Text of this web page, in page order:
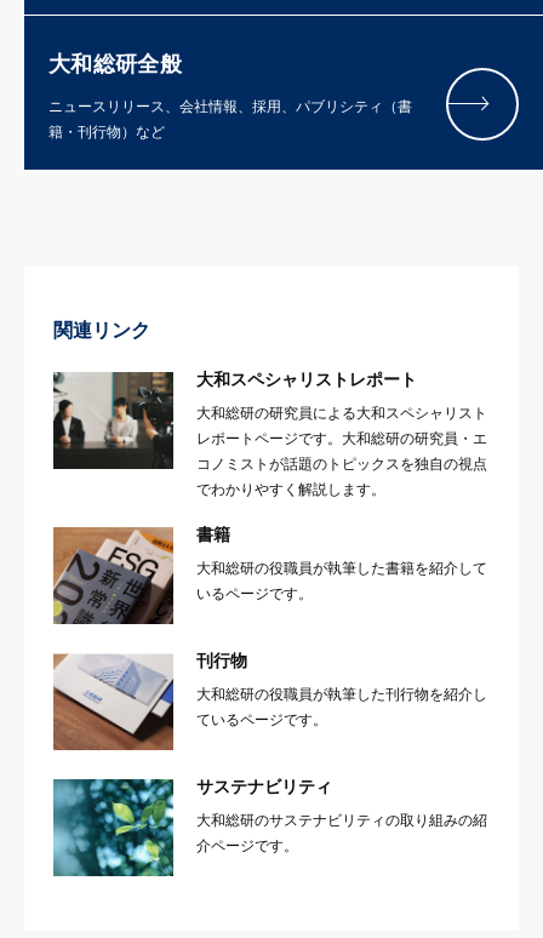
大和総研全般
ニュースリリース、会社情報、採用、パブリシティ（書
籍・刊行物）など
関連リンク
大和スペシャリストレポート
大和総研の研究員による大和スペシャリスト
レポートページです。大和総研の研究員・エ
コノミストが話題のトピックスを独自の視点
でわかりやすく解説します。
書籍
大和総研の役職員が執筆した書籍を紹介して
いるページです。
刊行物
大和総研の役職員が執筆した刊行物を紹介し
ているページです。
サステナビリティ
大和総研のサステナビリティの取り組みの紹
介ページです。